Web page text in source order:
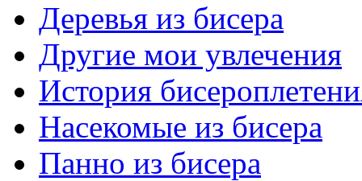
Деревья из бисера
Другие мои увлечения
История
Насекомые из бисера
Панно из бисера